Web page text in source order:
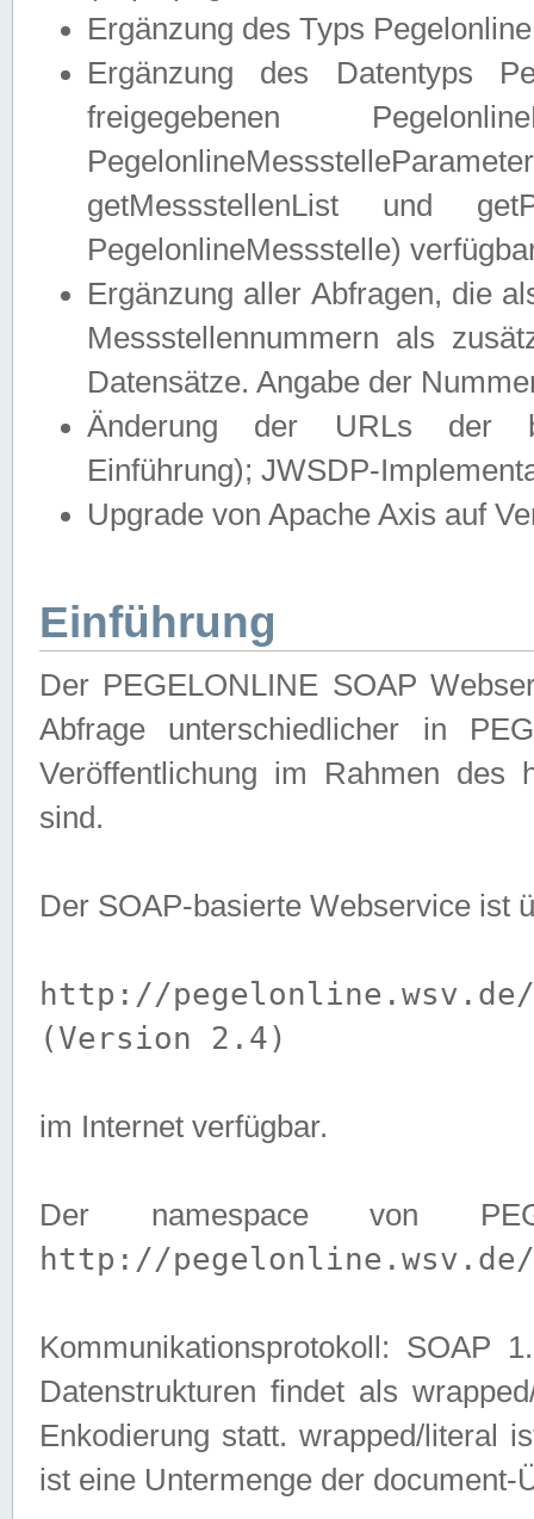
Ergänzung des Typs
Ergänzung des Datentyps
freigegebenen
getMessstellenList und
PegelonlineMessstelle)
Ergänzung aller Abfragen, die
Messstellennummern als
Datensätze. Angabe der
Änderung der URLs der
Einführung); JWSDP-
Upgrade von Apache Axis auf
Einführung
Der PEGELONLINE SOAP
Abfrage unterschiedlicher in
Veröffentlichung im Rahmen des
sind.
Der SOAP-basierte Webservice ist
http://pegelonline.wsv.de/
(Version 2.4)
im Internet verfügbar.
Der namespace von
http://pegelonline.wsv.de/
Kommunikationsprotokoll: SOAP
Datenstrukturen findet als
Enkodierung statt. wrapped/literal
ist eine Untermenge der